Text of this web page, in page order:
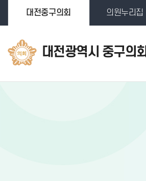
대전중구의회
의원누리집
대전광역시 중구의회